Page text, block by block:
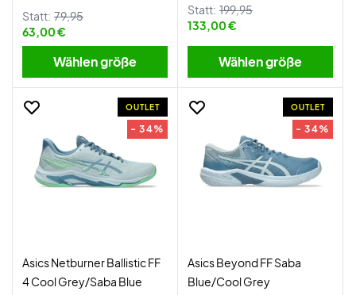
Statt: 79,95
63,00 €
Wählen größe
Statt: 199,95
133,00 €
Wählen größe
OUTLET
- 34%
Asics Netburner Ballistic FF
4 Cool Grey/Saba Blue
OUTLET
- 34%
Asics Beyond FF Saba
Blue/Cool Grey